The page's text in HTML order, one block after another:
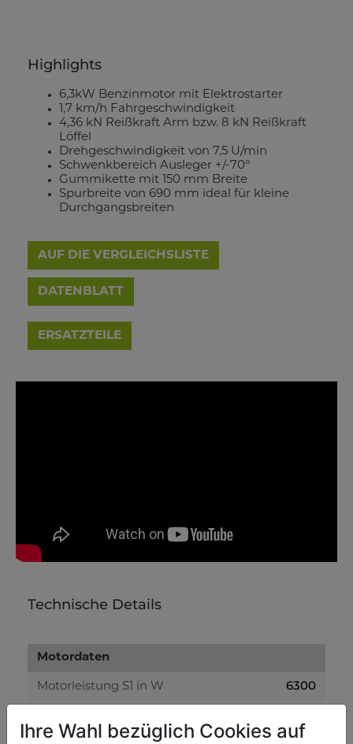
Highlights
6,3kW Benzinmotor mit Elektrostarter
1,7 km/h Fahrgeschwindigkeit
4,36 kN Reißkraft Arm bzw. 8 kN Reißkraft
Löffel
Drehgeschwindigkeit von 7,5 U/min
Schwenkbereich Ausleger +/-70°
Gummikette mit 150 mm Breite
Spurbreite von 690 mm ideal für kleine
Durchgangsbreiten
AUF DIE VERGLEICHSLISTE
DATENBLATT
Technische Details
Motordaten
Motorleistung S1 in W 6300
Ihre Wahl bezüglich Cookies auf